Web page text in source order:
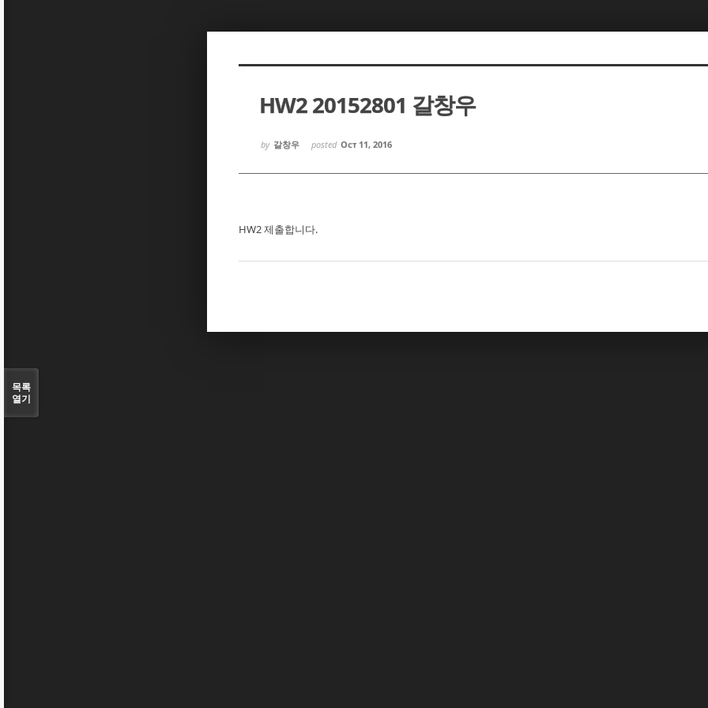
HW2 20152801 갈창우
by 갈창우 posted Oct 11, 2016
HW2 제출합니다.
목록
열기
Sketchbook5, 스케치북5
Sketchbook5, 스케치북5
Sketchbook5, 스케치북5
Sketchbook5, 스케치북5